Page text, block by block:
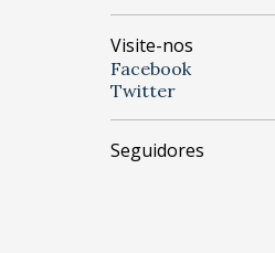
Visite-nos
Facebook
Twitter
Seguidores